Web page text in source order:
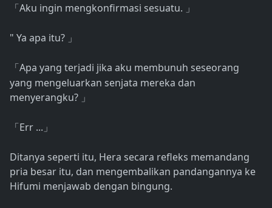
「 Aku ingin mengkonfirmasi sesuatu. 」
" Ya apa itu? 」
「 Apa yang terjadi jika aku membunuh seseorang
yang mengeluarkan senjata mereka dan
menyerangku? 」
「 Err ... 」
Ditanya seperti itu, Hera secara refleks memandang
pria besar itu, dan mengembalikan pandangannya ke
Hifumi menjawab dengan bingung.